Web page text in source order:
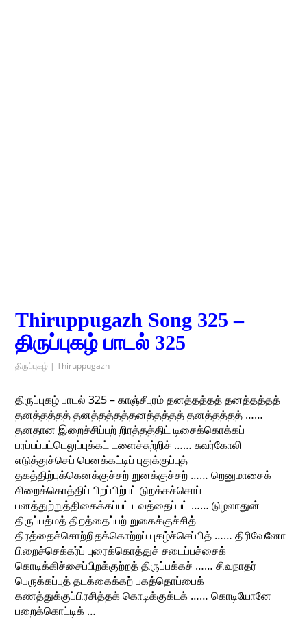
Thiruppugazh Song 325 –
திருப்புகழ் பாடல் 325
திருப்புகழ் | Thiruppugazh
திருப்புகழ் பாடல் 325 – காஞ்சீபுரம் தனத்தத்தத் தனத்தத்தத்
தனத்தத்தத் தனத்தத்தத்தனத்தத்தத் தனத்தத்தத் ……
தனதான இறைச்சிப்பற் றிரத்தத்திட் டிசைக்கொக்கப்
பரப்பப்பட்டெலுப்புக்கட் டளைச்சுற்றிச் …… சுவர்கோலி
எடுத்துச்செப் பெனக்கட்டிப் புதுக்குப்புத்
தகத்திற்புக்கெனக்குச்சற் றுனக்குச்சற் …… றெனுமாசைக்
சிறைக்கொத்திப் பிறப்பிற்பட் டுறக்கச்சொப்
பனத்துற்றுத்திகைக்கப்பட் டவத்தைப்பட் …… டுழலாதுன்
திருப்பத்மத் திறத்தைப்பற் றுகைக்குச்சித்
திரத்தைச்சொற்றிதக்கொற்றப் புகழ்ச்செப்பித் …… திரிவேனோ
பிறைச்செக்கர்ப் புரைக்கொத்துச் சடைப்பச்சைக்
கொடிக்கிச்சைப்பிறக்குற்றத் திருப்பக்கச் …… சிவநாதர்
பெருக்கப்புத் தடக்கைக்கற் பகத்தொப்பைக்
கணத்துக்குப்பிரசித்தக் கொடிக்குக்டக் …… கொடியோனே
பறைக்கொட்டிக் …